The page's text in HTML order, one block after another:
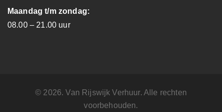
Maandag t/m zondag:
08.00 – 21.00 uur
© 2026. Van Rijswijk Verhuur. Alle rechten
voorbehouden.